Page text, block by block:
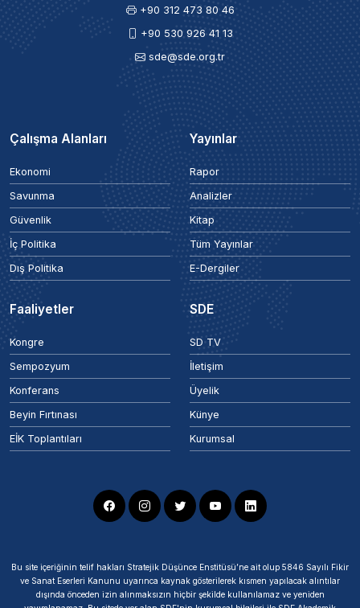
+90 312 473 80 46
+90 530 926 41 13
sde@sde.org.tr
Çalışma Alanları
Ekonomi
Savunma
Güvenlik
İç Politika
Dış Politika
Yayınlar
Rapor
Analizler
Kitap
Tüm Yayınlar
E-Dergiler
Faaliyetler
Kongre
Sempozyum
Konferans
Beyin Fırtınası
EİK Toplantıları
SDE
SD TV
İletişim
Üyelik
Künye
Kurumsal
Bu site içeriğinin telif hakları Stratejik Düşünce Enstitüsü’ne ait olup 5846 Sayılı Fikir
ve Sanat Eserleri Kanunu uyarınca kaynak gösterilerek kısmen yapılacak alıntılar
dışında önceden izin alınmaksızın hiçbir şekilde kullanılamaz ve yeniden